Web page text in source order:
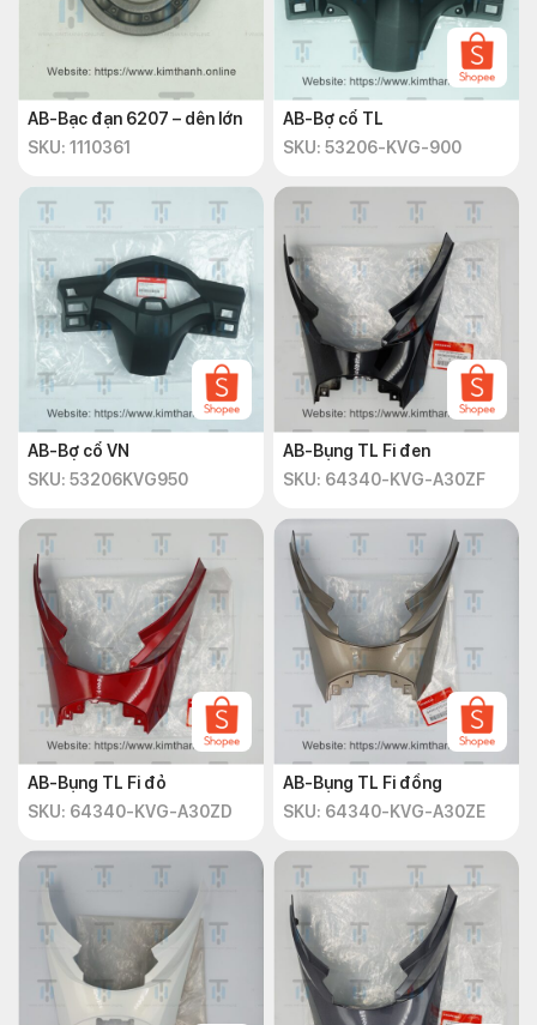
AB-Bạc đạn 6207 – dên lớn
SKU: 1110361
AB-Bợ cổ TL
SKU: 53206-KVG-900
AB-Bợ cổ VN
SKU: 53206KVG950
AB-Bụng TL Fi đen
SKU: 64340-KVG-A30ZF
AB-Bụng TL Fi đỏ
SKU: 64340-KVG-A30ZD
AB-Bụng TL Fi đồng
SKU: 64340-KVG-A30ZE